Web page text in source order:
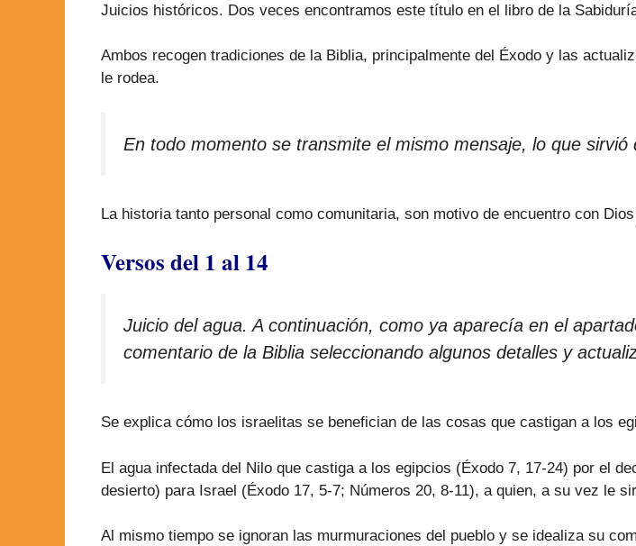
Juicios históricos. Dos veces encontramos este título en el libro de la
Ambos recogen tradiciones de la Biblia, principalmente del Éxodo y las
le rodea.
En todo momento se transmite el mismo mensaje, lo que
La historia tanto personal como comunitaria, son motivo de encuentro con
Versos del 1 al 14
Juicio del agua. A continuación, como ya aparecía en el
comentario de la Biblia seleccionando algunos detalles y
Se explica cómo los israelitas se benefician de las cosas que castigan a los
El agua infectada del Nilo que castiga a los egipcios (Éxodo 7, 17-24) por el
desierto) para Israel (Éxodo 17, 5-7; Números 20, 8-11), a quien, a su vez le
Al mismo tiempo se ignoran las murmuraciones del pueblo y se idealiza su